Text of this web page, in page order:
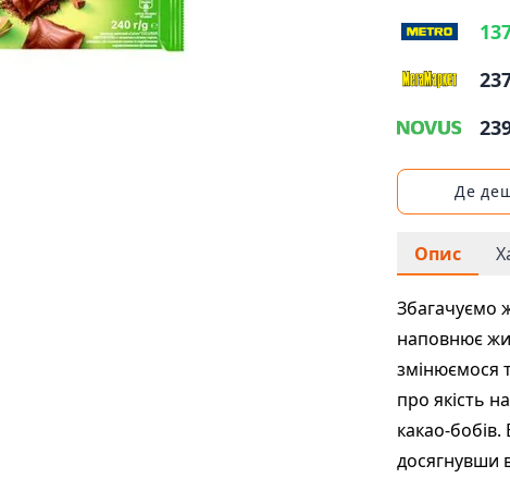
Де
Опис
Збагачуємо
наповнює
змінюємося
про якість
какао-
досягнувши